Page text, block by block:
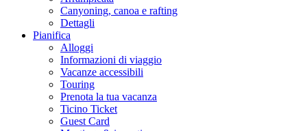
Canyoning, canoa e rafting
Dettagli
Pianifica
Alloggi
Informazioni di viaggio
Vacanze accessibili
Touring
Prenota la tua vacanza
Ticino Ticket
Guest Card